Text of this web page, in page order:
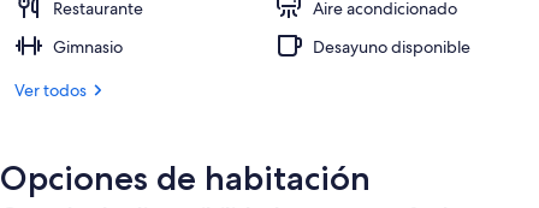
Restaurante
Aire acondicionado
Gimnasio
Desayuno disponible
Ver todos
Opciones de habitación